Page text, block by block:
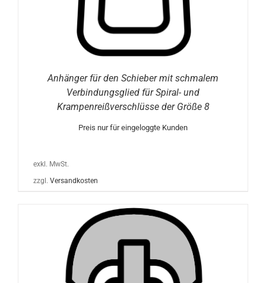
Anhänger für den Schieber mit schmalem
Verbindungsglied für Spiral- und
Krampenreißverschlüsse der Größe 8
Preis nur für eingeloggte Kunden
exkl. MwSt.
zzgl. Versandkosten